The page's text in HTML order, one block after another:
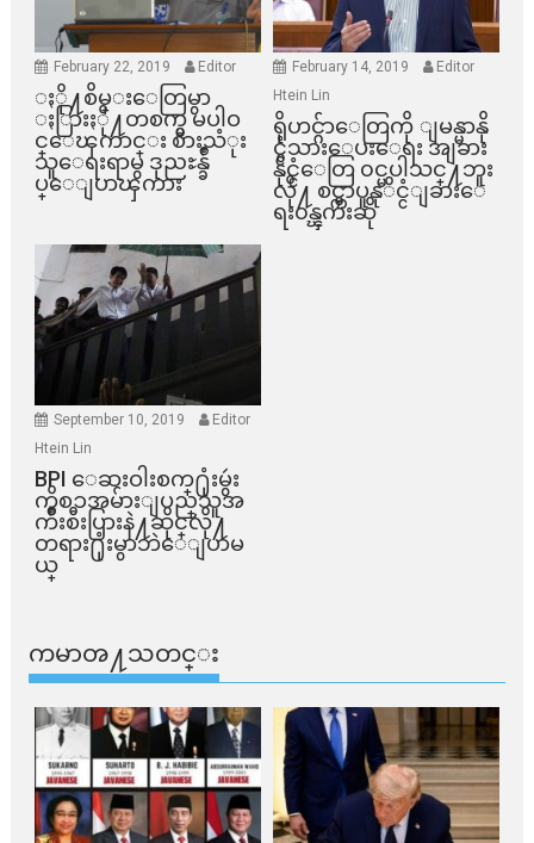
February 22, 2019 Editor
ႏို႔စိမ္းေတြမွာ
ႏြားႏို႔တစက္မွ မပါဝ
င္ေၾကာင္း စားသံုး
သူေရးရာမွ ဒုညႊန္ခ်ဳ
ပ္ေျပာၾကား
February 14, 2019
Editor
Htein Lin
ရိုဟင္ဂ်ာေတြကို ျမန္မာနို
င္ငံသားေပးေရး အျခား
နိုင္ငံေတြ ၀င္မပါသင္႔ဘူး
လို႔ စင္ကာပူနုိင္ငံျခားေ
ရး၀န္ၾကီးဆို
September 10, 2019
Editor
Htein Lin
BPI ​ေဆးဝါးစက္​႐ုံးမွဴး
ကိစၥအမ်ားျပည္​သူအ
က်ိဳးစီးပြားနဲ႔ဆိုင္​လို႔
တရား႐ုံးမွာဘဲေျပာမ
ယ္​
ကမာၻ႔သတင္း